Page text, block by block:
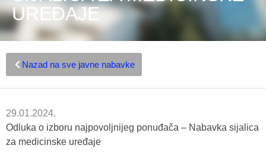
UREĐAJE
Nazad na sve javne nabavke
29.01.2024.
Odluka o izboru najpovoljnijeg ponuđača – Nabavka sijalica
za medicinske uređaje